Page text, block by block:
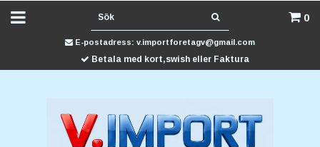
0
E-postadress: v.importforetagv@gmail.com
Betala med kort,swish eller Faktura